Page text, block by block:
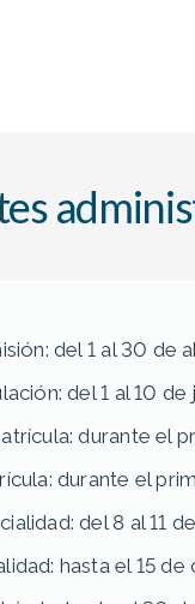
del 1 al 30 de
del 1 al 10 de
durante el
durante el
del 8 al 11
hasta el 15 de